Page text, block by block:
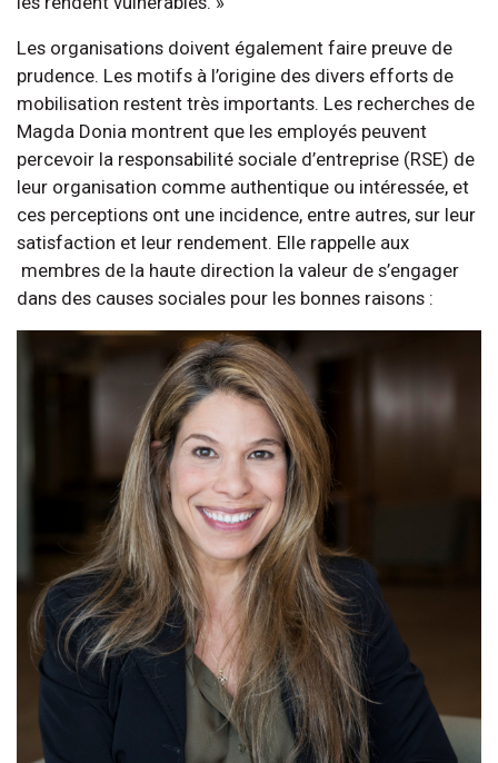
Les organisations doivent également faire preuve de
prudence. Les motifs à l’origine des divers efforts de
mobilisation restent très importants. Les recherches de
Magda Donia montrent que les employés peuvent
percevoir la responsabilité sociale d’entreprise (RSE) de
leur organisation comme authentique ou intéressée, et
ces perceptions ont une incidence, entre autres, sur leur
satisfaction et leur rendement. Elle rappelle aux
membres de la haute direction la valeur de s’engager
dans des causes sociales pour les bonnes raisons :